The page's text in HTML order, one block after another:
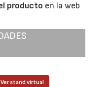
producto en la web
Ver stand virtual